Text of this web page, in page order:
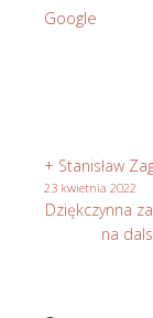
o
Józefa
Google
+ Stanisław
23 kwietnia 2022
Dziękczynna
na